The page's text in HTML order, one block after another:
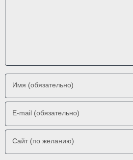
Имя (обязательно)
E-mail (обязательно)
Сайт (по желанию)